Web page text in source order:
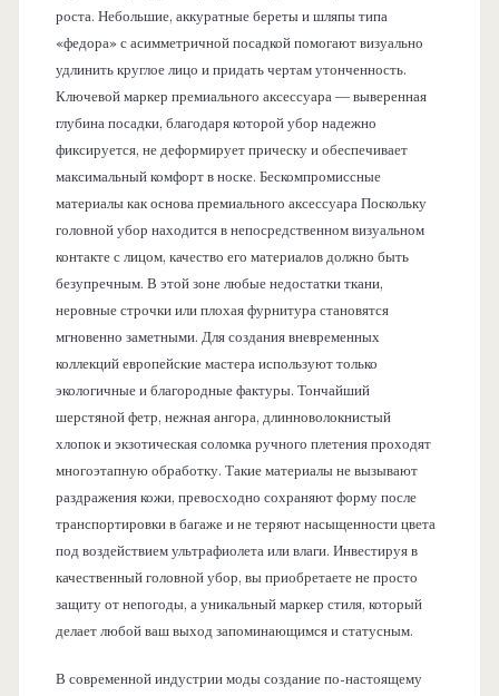
роста. Небольшие, аккуратные береты и шляпы типа
«федора» с асимметричной посадкой помогают визуально
удлинить круглое лицо и придать чертам утонченность.
Ключевой маркер премиального аксессуара — выверенная
глубина посадки, благодаря которой убор надежно
фиксируется, не деформирует прическу и обеспечивает
максимальный комфорт в носке. Бескомпромиссные
материалы как основа премиального аксессуара Поскольку
головной убор находится в непосредственном визуальном
контакте с лицом, качество его материалов должно быть
безупречным. В этой зоне любые недостатки ткани,
неровные строчки или плохая фурнитура становятся
мгновенно заметными. Для создания вневременных
коллекций европейские мастера используют только
экологичные и благородные фактуры. Тончайший
шерстяной фетр, нежная ангора, длинноволокнистый
хлопок и экзотическая соломка ручного плетения проходят
многоэтапную обработку. Такие материалы не вызывают
раздражения кожи, превосходно сохраняют форму после
транспортировки в багаже и не теряют насыщенности цвета
под воздействием ультрафиолета или влаги. Инвестируя в
качественный головной убор, вы приобретаете не просто
защиту от непогоды, а уникальный маркер стиля, который
делает любой ваш выход запоминающимся и статусным.
В современной индустрии моды создание по-настоящему